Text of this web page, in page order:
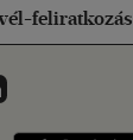
feliratkozás
on
Instagramon
Libri a